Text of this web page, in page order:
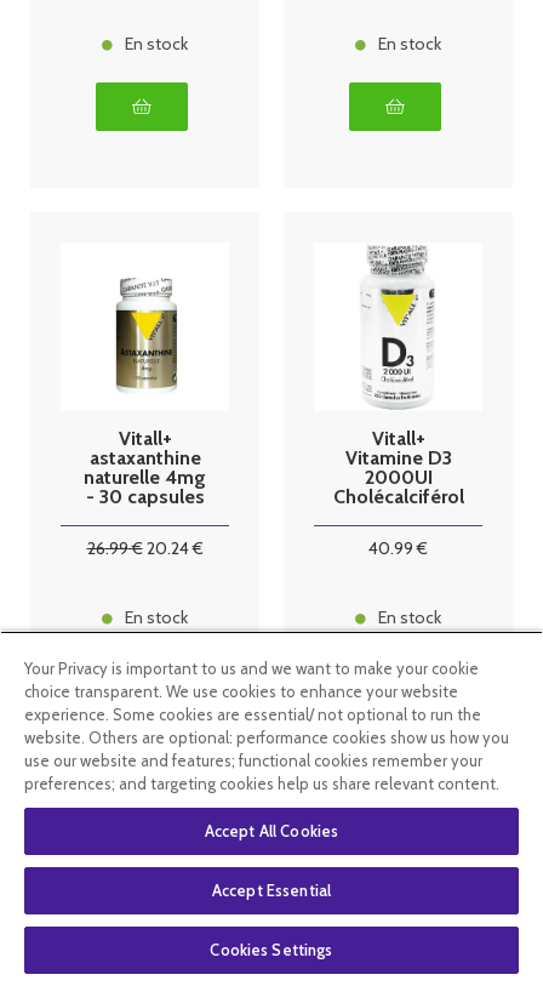
En stock En stock
Vitall+
astaxanthine
naturelle 4mg
- 30 capsules
26.99€20.24€
En stock
Vitall+
Vitamine D3
2000UI
Cholécalciférol
40.99 €
En stock
Your Privacy is important to us and we want to make your cookie
choice transparent. We use cookies to enhance your website
experience. Some cookies are essential/ not optional to run the
website. Others are optional: performance cookies show us how you
use our website and features; functional cookies remember your
preferences; and targeting cookies help us share relevant content.
Accept All Cookies
Accept Essential
Cookies Settings